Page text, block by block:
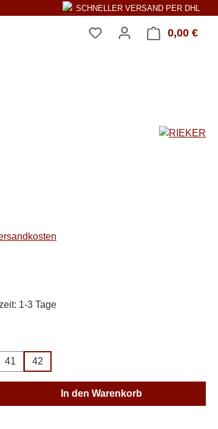
SCHNELLER VERSAND PER DHL
0,00 €
1-3 Tage
verfügbar.)
ist zurzeit nicht verfügbar.)
Option ist zurzeit nicht verfügbar.)
41 42
den gewünschten Wert ein
In den Warenkorb